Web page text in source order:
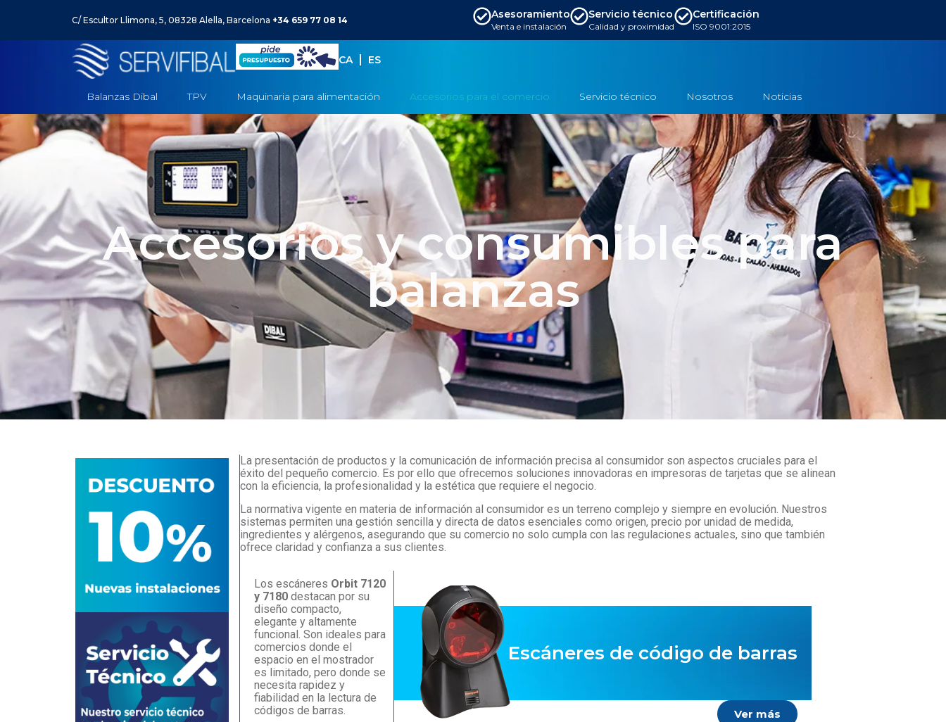
C/ Escultor Llimona, 5, 08328 Alella, Barcelona +34 659 77 08 14 Asesoramiento
Venta e instalación
Servicio técnico
Calidad y proximidad
Certificación
ISO 9001:2015
CA ES
Balanzas Dibal TPV Maquinaria para alimentación Accesorios para el comercio Servicio técnico Nosotros Noticias
Accesorios y consumibles para
balanzas
La presentación de productos y la comunicación de información precisa al consumidor son aspectos cruciales para el
éxito del pequeño comercio. Es por ello que ofrecemos soluciones innovadoras en impresoras de tarjetas que se alinean
con la eficiencia, la profesionalidad y la estética que requiere el negocio.
La normativa vigente en materia de información al consumidor es un terreno complejo y siempre en evolución. Nuestros
sistemas permiten una gestión sencilla y directa de datos esenciales como origen, precio por unidad de medida,
ingredientes y alérgenos, asegurando que su comercio no solo cumpla con las regulaciones actuales, sino que también
ofrece claridad y confianza a sus clientes.
Los escáneres Orbit 7120
y 7180 destacan por su
diseño compacto,
elegante y altamente
funcional. Son ideales para
comercios donde el
espacio en el mostrador
es limitado, pero donde se
necesita rapidez y
fiabilidad en la lectura de
códigos de barras.
Escáneres de código de barras
Ver más